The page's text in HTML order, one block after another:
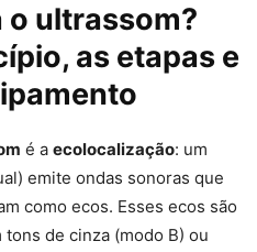
ultrassom?
as etapas e
é a ecolocalização: um
emite ondas sonoras que
como ecos. Esses ecos são
de cinza (modo B) ou